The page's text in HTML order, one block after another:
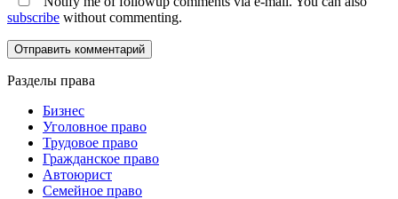
subscribe without commenting.
Разделы права
Бизнес
Уголовное право
Трудовое право
Гражданское право
Автоюрист
Семейное право